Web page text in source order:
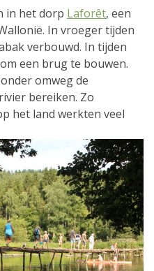
in het dorp Laforêt, een
In vroeger tijden
verbouwd. In tijden
een brug te bouwen.
omweg de
bereiken. Zo
het land werkten veel